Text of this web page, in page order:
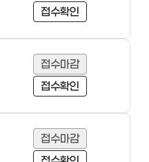
접수확인
접수마감
접수확인
접수마감